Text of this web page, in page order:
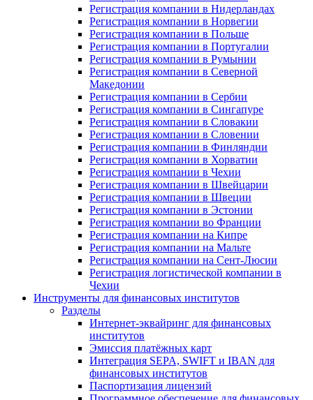
Регистрация компании в Нидерландах
Регистрация компании в Норвегии
Регистрация компании в Польше
Регистрация компании в Португалии
Регистрация компании в Румынии
Регистрация компании в Северной
Македонии
Регистрация компании в Сербии
Регистрация компании в Сингапуре
Регистрация компании в Словакии
Регистрация компании в Словении
Регистрация компании в Финляндии
Регистрация компании в Хорватии
Регистрация компании в Чехии
Регистрация компании в Швейцарии
Регистрация компании в Швеции
Регистрация компании в Эстонии
Регистрация компании во Франции
Регистрация компании на Кипре
Регистрация компании на Мальте
Регистрация компании на Сент-Люсии
Регистрация логистической компании в
Чехии
Инструменты для финансовых институтов
Разделы
Интернет-эквайринг для финансовых
институтов
Эмиссия платёжных карт
Интеграция SEPA, SWIFT и IBAN для
финансовых институтов
Паспортизация лицензий